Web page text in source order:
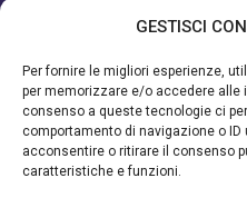
GESTISCI
Per fornire le migliori esperienze,
per memorizzare e/o accedere alle
consenso a queste tecnologie ci
comportamento di navigazione o
acconsentire o ritirare il consenso
caratteristiche e funzioni.
Organismo responsabile
Autorità di Gestione
Direzione AdG FEASR
Iniziativa finanziata dal
Veneto 2014-2022.
Organismo responsabile